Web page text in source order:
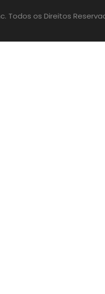
Todos os Direitos